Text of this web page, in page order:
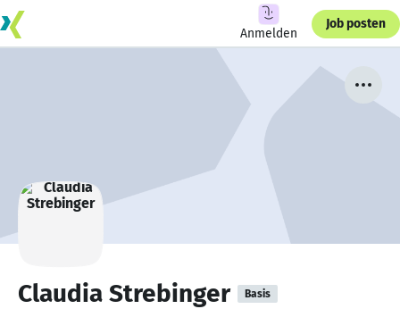
Anmelden
Job posten
Claudia Strebinger Basis